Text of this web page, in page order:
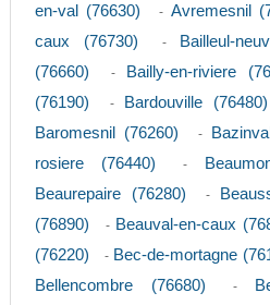
en-val (76630)
- Avremesnil
caux (76730)
- Bailleul-
(76660)
- Bailly-en-riviere
(76190)
- Bardouville (76480)
Baromesnil (76260) -
rosiere (76440)
-
Beaurepaire (76280) -
(76890)
- Beauval-en-caux
(76220)
- Bec-de-mortagne
Bellencombre (76680) -